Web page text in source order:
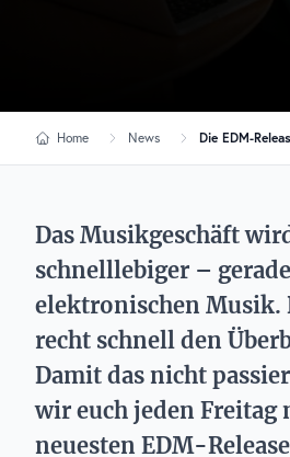
Home News
Das Musikgeschäft
schnelllebiger –
elektronischen Musik.
recht schnell den
Damit das nicht
wir euch jeden Freitag
neuesten EDM-